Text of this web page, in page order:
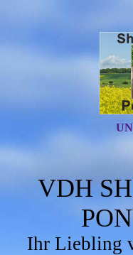
VDH
Ihr Liebling